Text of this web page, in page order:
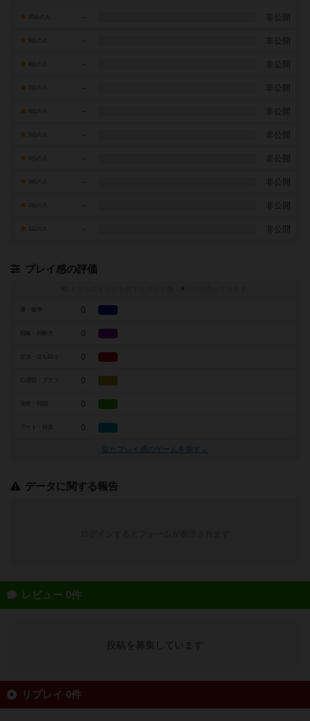
- 非公開
- 非公開
- 非公開
7点の人 - 非公開
- 非公開
- 非公開
- 非公開
- 非公開
- 非公開
- 非公開
プレイ感の評価
※
0
戦略・判断力 0
0
0
0
アート・外見 0
似たプレイ感のゲームを探す→
データに関する報告
レビュー 0件
投稿を募集しています
リプレイ 0件